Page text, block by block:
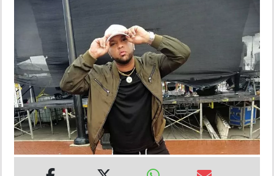
POLÍTICA
SHOW
DEPORTES
MUNDO